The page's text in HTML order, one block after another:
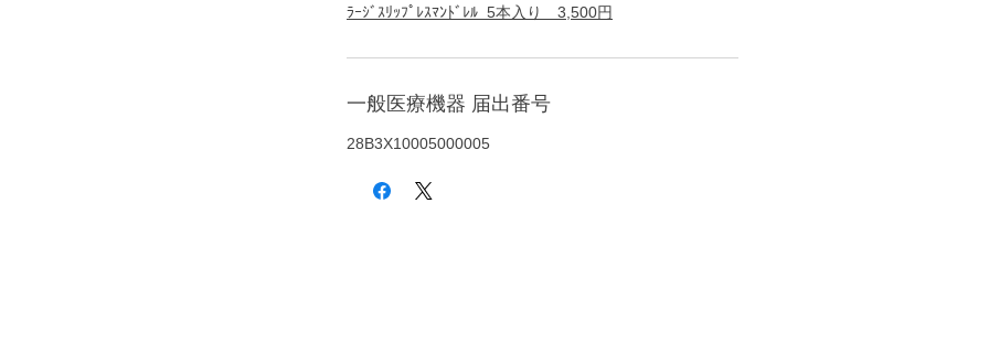
ﾗｰｼﾞｽﾘｯﾌﾟﾚｽﾏﾝﾄﾞﾚﾙ 5本入り 3,500円
一般医療機器 届出番号
28B3X10005000005